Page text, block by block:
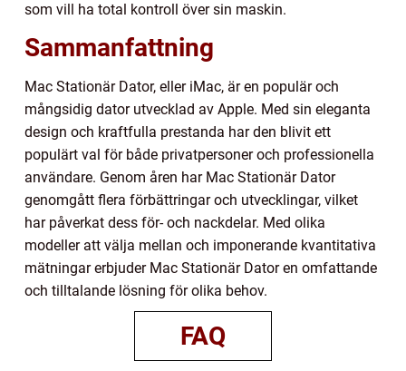
som vill ha total kontroll över sin maskin.
Sammanfattning
Mac Stationär Dator, eller iMac, är en populär och
mångsidig dator utvecklad av Apple. Med sin eleganta
design och kraftfulla prestanda har den blivit ett
populärt val för både privatpersoner och professionella
användare. Genom åren har Mac Stationär Dator
genomgått flera förbättringar och utvecklingar, vilket
har påverkat dess för- och nackdelar. Med olika
modeller att välja mellan och imponerande kvantitativa
mätningar erbjuder Mac Stationär Dator en omfattande
och tilltalande lösning för olika behov.
FAQ